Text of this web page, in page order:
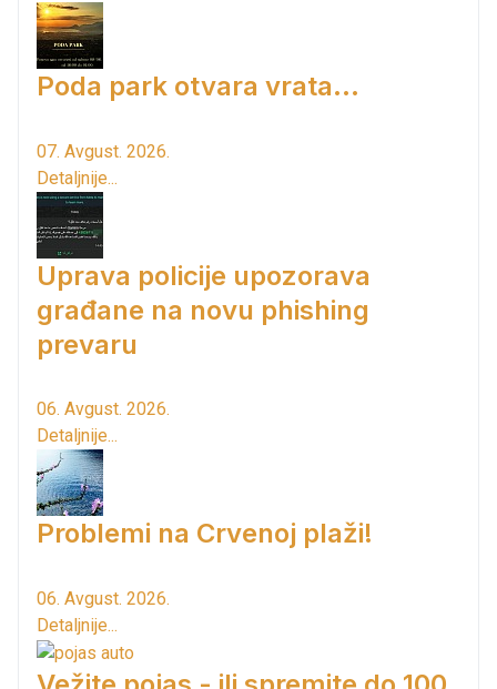
Poda park otvara vrata...
07. Avgust. 2026.
Detaljnije...
Uprava policije upozorava
građane na novu phishing
prevaru
06. Avgust. 2026.
Detaljnije...
Problemi na Crvenoj plaži!
06. Avgust. 2026.
Detaljnije...